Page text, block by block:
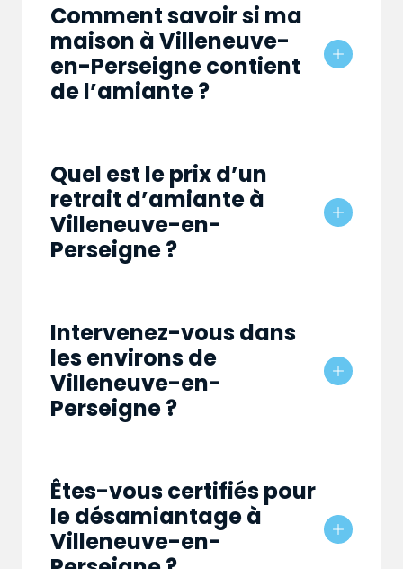
Comment savoir si ma
maison à Villeneuve-
en-Perseigne contient
de l’amiante ?
Quel est le prix d’un
retrait d’amiante à
Villeneuve-en-
Perseigne ?
Intervenez-vous dans
les environs de
Villeneuve-en-
Perseigne ?
Êtes-vous certifiés pour
le désamiantage à
Villeneuve-en-